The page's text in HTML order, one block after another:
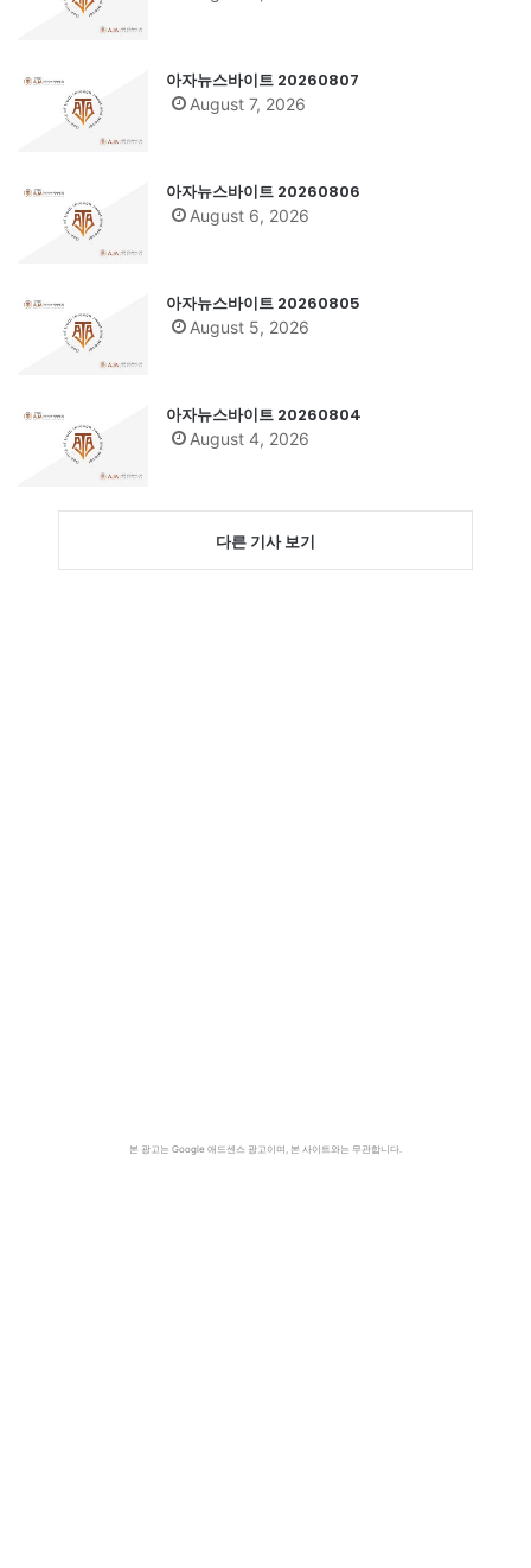
아자뉴스바이트 20260807
August 7, 2026
아자뉴스바이트 20260806
August 6, 2026
아자뉴스바이트 20260805
August 5, 2026
아자뉴스바이트 20260804
August 4, 2026
다른 기사 보기
본 광고는 Google 애드센스 광고이며, 본 사이트와는 무관합니다.